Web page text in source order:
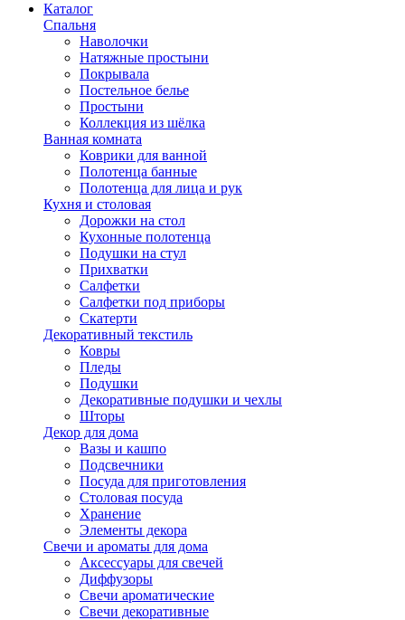
Каталог
Спальня
Наволочки
Натяжные простыни
Покрывала
Постельное белье
Простыни
Коллекция из шёлка
Ванная комната
Коврики для ванной
Полотенца банные
Полотенца для лица и рук
Кухня и столовая
Дорожки на стол
Кухонные полотенца
Подушки на стул
Прихватки
Салфетки
Салфетки под приборы
Скатерти
Декоративный текстиль
Ковры
Пледы
Подушки
Декоративные подушки и чехлы
Шторы
Декор для дома
Вазы и кашпо
Подсвечники
Посуда для приготовления
Столовая посуда
Хранение
Элементы декора
Свечи и ароматы для дома
Аксессуары для свечей
Диффузоры
Свечи ароматические
Свечи декоративные